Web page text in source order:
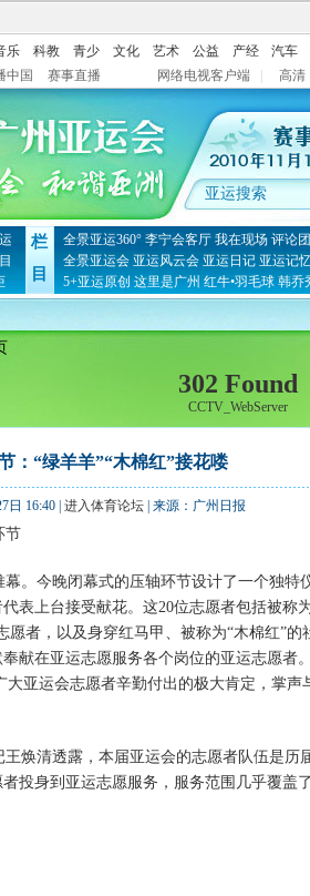
乐 科教 青少 文化 艺术 公益 产经 汽车
中国 赛事直播 网络电视客户端 高清
栏
目
全景亚运360° 李宁会客厅 我在现场 评论团
全景亚运会 亚运风云会 亚运日记 亚运记
5+亚运原创 这里是广州 红牛•羽毛球 韩乔
302 Found
CCTV_WebServer
：“绿羊羊”“木棉红”接花喽
日 16:40 | 进入体育论坛 | 来源：广州日报
节
。今晚闭幕式的压轴环节设计了一个独
表上台接受献花。这20位志愿者包括被称
愿者，以及身穿红马甲、被称为“木棉红”的
献在亚运志愿服务各个岗位的亚运志愿者
大亚运会志愿者辛勤付出的极大肯定，掌声
焕清透露，本届亚运会的志愿者队伍是历
投身到亚运志愿服务，服务范围几乎覆盖